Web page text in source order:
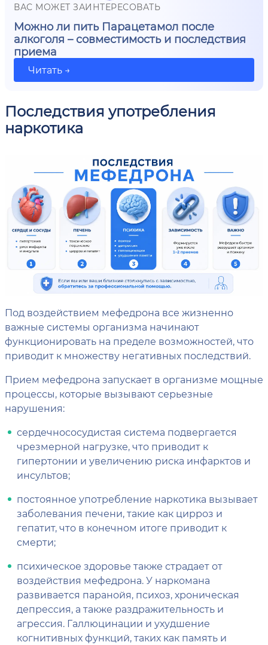
ВАС МОЖЕТ ЗАИНТЕРЕСОВАТЬ
Можно ли пить Парацетамол после
алкоголя – совместимость и последствия
приема
Читать →
Последствия употребления
наркотика
Под воздействием мефедрона все жизненно
важные системы организма начинают
функционировать на пределе возможностей, что
приводит к множеству негативных последствий.
Прием мефедрона запускает в организме мощные
процессы, которые вызывают серьезные
нарушения:
сердечнососудистая система подвергается
чрезмерной нагрузке, что приводит к
гипертонии и увеличению риска инфарктов и
инсультов;
постоянное употребление наркотика вызывает
заболевания печени, такие как цирроз и
гепатит, что в конечном итоге приводит к
смерти;
психическое здоровье также страдает от
воздействия мефедрона. У наркомана
развивается паранойя, психоз, хроническая
депрессия, а также раздражительность и
агрессия. Галлюцинации и ухудшение
когнитивных функций, таких как память и